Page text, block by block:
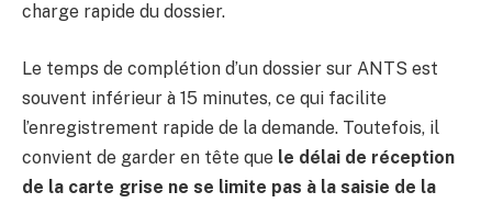
charge rapide du dossier.
Le temps de complétion d’un dossier sur ANTS est
souvent inférieur à 15 minutes, ce qui facilite
l’enregistrement rapide de la demande. Toutefois, il
convient de garder en tête que le délai de réception
de la carte grise ne se limite pas à la saisie de la